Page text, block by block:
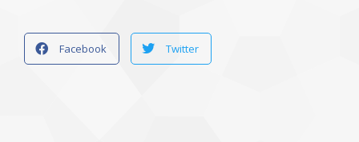
Facebook Twitter